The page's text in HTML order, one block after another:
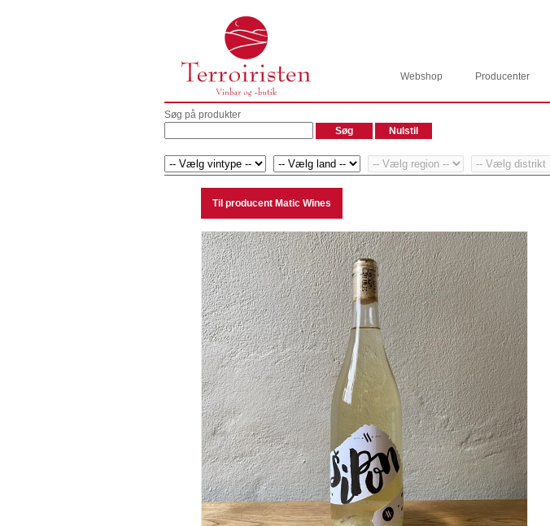
Webshop Producenter
Søg på produkter
Til producent Matic Wines